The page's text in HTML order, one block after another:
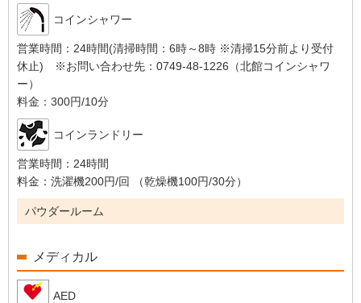
コインシャワー
営業時間： 24時間(清掃時間：6時～8時 ※清掃15分前より受付
休止) ※お問い合わせ先：0749-48-1226（北館コインシャワ
ー）
料金： 300円/10分
コインランドリー
営業時間： 24時間
料金： 洗濯機200円/回 （乾燥機100円/30分）
パウダールーム
メディカル
AED